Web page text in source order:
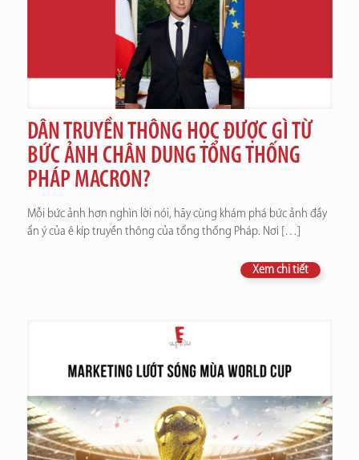
DÂN TRUYỀN THÔNG HỌC ĐƯỢC GÌ TỪ
BỨC ẢNH CHÂN DUNG TỔNG THỐNG
PHÁP MACRON?
Mỗi bức ảnh hơn nghìn lời nói, hãy cùng khám phá bức ảnh đầy
ẩn ý của ê kíp truyền thông của tổng thống Pháp. Nơi […]
Xem chi tiết